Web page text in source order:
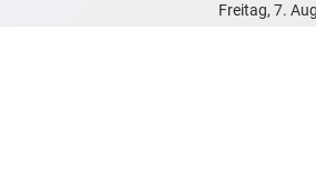
Freitag, 7.